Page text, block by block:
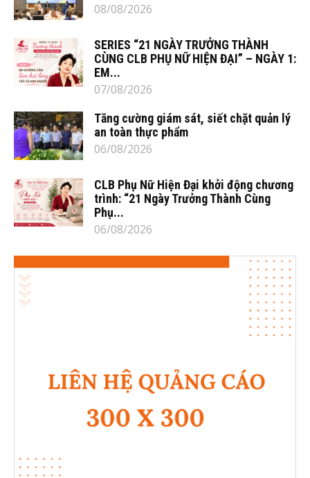
08/08/2026
SERIES “21 NGÀY TRƯỞNG THÀNH
CÙNG CLB PHỤ NỮ HIỆN ĐẠI” – NGÀY 1:
EM...
07/08/2026
Tăng cường giám sát, siết chặt quản lý
an toàn thực phẩm
06/08/2026
CLB Phụ Nữ Hiện Đại khởi động chương
trình: “21 Ngày Trưởng Thành Cùng
Phụ...
06/08/2026